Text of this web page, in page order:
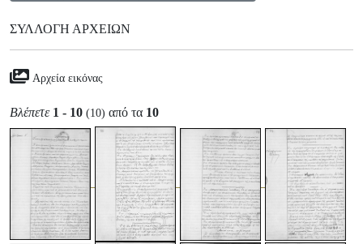
ΣΥΛΛΟΓΉ ΑΡΧΕΊΩΝ
Αρχεία εικόνας
Βλέπετε 1 - 10 (10) από τα 10